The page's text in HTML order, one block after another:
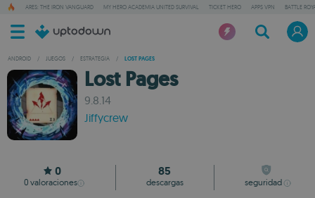
ARES: THE IRON VANGUARD MY HERO ACADEMIA UNITED SURVIVAL TICKET HERO APPS VPN BATTLE
ANDROID / JUEGOS / ESTRATEGIA / LOST PAGES
Lost Pages
9.8.14
Jiffycrew
0
0 valoraciones
85
descargas seguridad